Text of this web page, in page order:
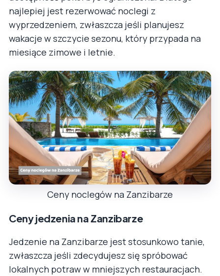
najlepiej jest rezerwować noclegi z
wyprzedzeniem, zwłaszcza jeśli planujesz
wakacje w szczycie sezonu, który przypada na
miesiące zimowe i letnie.
Ceny noclegów na Zanzibarze
Ceny jedzenia na Zanzibarze
Jedzenie na Zanzibarze jest stosunkowo tanie,
zwłaszcza jeśli zdecydujesz się spróbować
lokalnych potraw w mniejszych restauracjach.